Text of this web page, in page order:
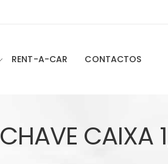
RENT-A-CAR CONTACTOS
CHAVE CAIXA